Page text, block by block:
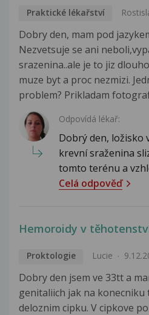
Praktické lékařství
Dobry den, mam pod
Nezvetsuje se ani
srazenina..ale je to jiz
muze byt a proc nezmizi.
problem? Prikladam
Odpovídá lékař:
Dobrý den, ložisko
krevní sraženina
tomto terénu a
Celá odpověď
Hemoroidy v
Proktologie Lucie
Dobry den jsem ve 33tt a
genitaliich jak na
deloznim cipku. V cipkove